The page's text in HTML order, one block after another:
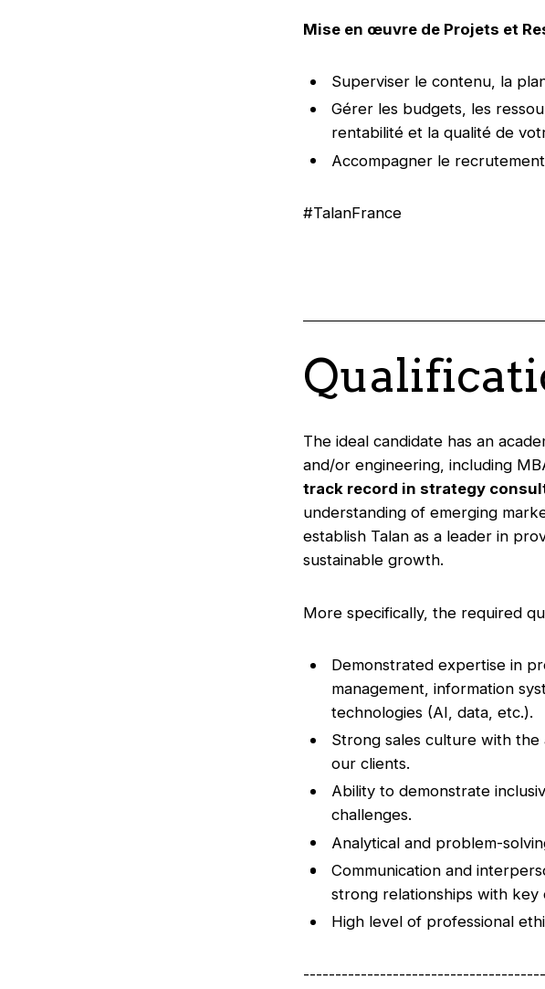
Mise en œuvre de Projets et
Superviser le contenu, la
Gérer les budgets, les
rentabilité et la qualité de
Accompagner le
#TalanFrance
The ideal candidate has an
and/or engineering, including
track record in strategy
understanding of emerging
establish Talan as a leader in
sustainable growth.
More specifically, the required
Demonstrated expertise in
management, information
technologies (AI, data, etc.).
Strong sales culture with the
our clients.
Ability to demonstrate
challenges.
Analytical and problem-
Communication and
strong relationships with key
High level of professional